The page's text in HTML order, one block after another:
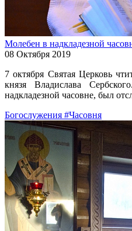
Молебен в надкладезной
08 Октября 2019
7 октября Святая Церковь
князя Владислава
надкладезной часовне, был
Богослужения #Часовня